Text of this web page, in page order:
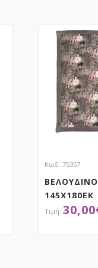
Κωδ. 75357
145Χ180ΕΚ
ΛΟΥΛΟΥΔΙΑ
30,00